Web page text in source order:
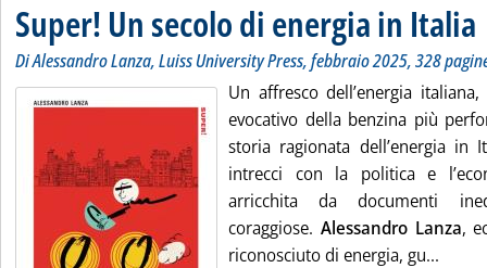
Super! Un secolo di energia in Italia
Di Alessandro Lanza, Luiss University Press, febbraio 2025, 328
Un affresco dell’energia
evocativo della benzina più
storia ragionata dell’energia in
intrecci con la politica e
arricchita da documenti
coraggiose. Alessandro Lanza,
riconosciuto di energia, gu...